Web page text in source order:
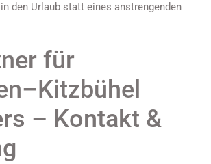
den Urlaub statt eines anstrengenden
für
– Kontakt &